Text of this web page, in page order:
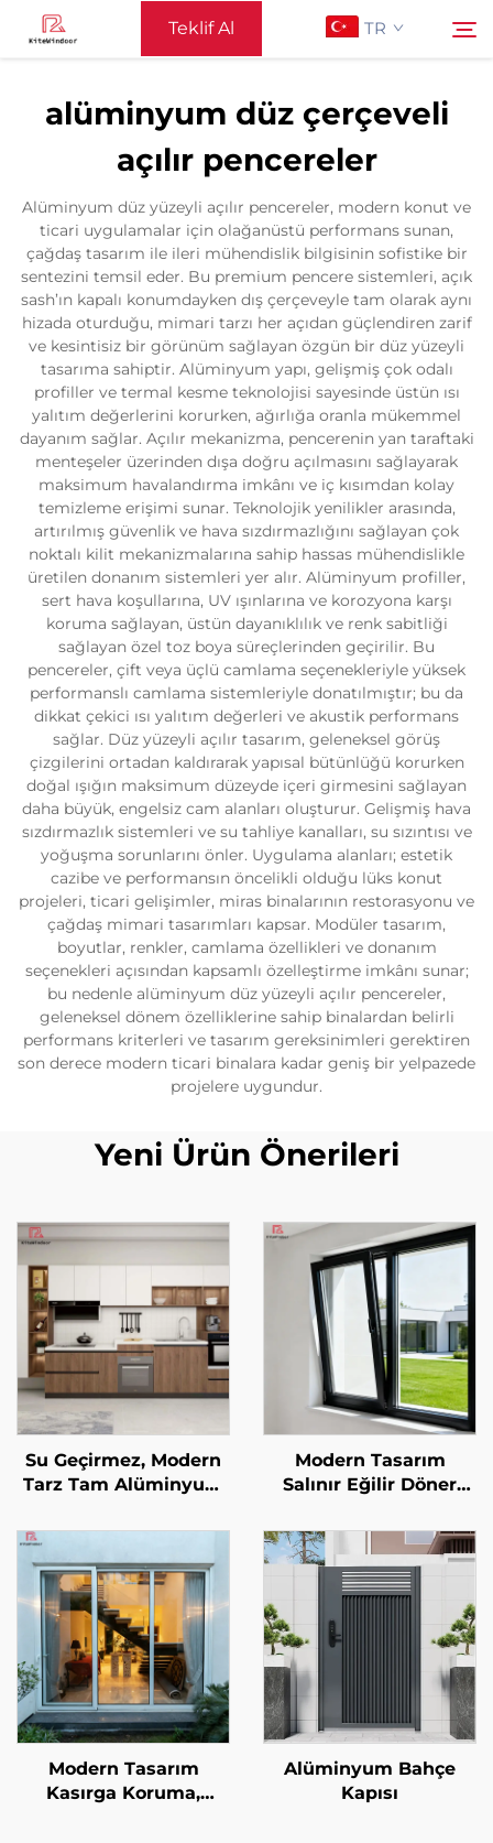
Teklif Al TR
Destek
Ürünler
Uygulama
Haberler
Bize Ulaşın
alüminyum düz çerçeveli
açılır pencereler
Alüminyum düz yüzeyli açılır pencereler, modern konut ve
ticari uygulamalar için olağanüstü performans sunan,
çağdaş tasarım ile ileri mühendislik bilgisinin sofistike bir
sentezini temsil eder. Bu premium pencere sistemleri, açık
sash’ın kapalı konumdayken dış çerçeveyle tam olarak aynı
hizada oturduğu, mimari tarzı her açıdan güçlendiren zarif
ve kesintisiz bir görünüm sağlayan özgün bir düz yüzeyli
tasarıma sahiptir. Alüminyum yapı, gelişmiş çok odalı
profiller ve termal kesme teknolojisi sayesinde üstün ısı
yalıtım değerlerini korurken, ağırlığa oranla mükemmel
dayanım sağlar. Açılır mekanizma, pencerenin yan taraftaki
menteşeler üzerinden dışa doğru açılmasını sağlayarak
maksimum havalandırma imkânı ve iç kısımdan kolay
temizleme erişimi sunar. Teknolojik yenilikler arasında,
artırılmış güvenlik ve hava sızdırmazlığını sağlayan çok
noktalı kilit mekanizmalarına sahip hassas mühendislikle
üretilen donanım sistemleri yer alır. Alüminyum profiller,
sert hava koşullarına, UV ışınlarına ve korozyona karşı
koruma sağlayan, üstün dayanıklılık ve renk sabitliği
sağlayan özel toz boya süreçlerinden geçirilir. Bu
pencereler, çift veya üçlü camlama seçenekleriyle yüksek
performanslı camlama sistemleriyle donatılmıştır; bu da
dikkat çekici ısı yalıtım değerleri ve akustik performans
sağlar. Düz yüzeyli açılır tasarım, geleneksel görüş
çizgilerini ortadan kaldırarak yapısal bütünlüğü korurken
doğal ışığın maksimum düzeyde içeri girmesini sağlayan
daha büyük, engelsiz cam alanları oluşturur. Gelişmiş hava
sızdırmazlık sistemleri ve su tahliye kanalları, su sızıntısı ve
yoğuşma sorunlarını önler. Uygulama alanları; estetik
cazibe ve performansın öncelikli olduğu lüks konut
projeleri, ticari gelişimler, miras binalarının restorasyonu ve
çağdaş mimari tasarımları kapsar. Modüler tasarım,
boyutlar, renkler, camlama özellikleri ve donanım
seçenekleri açısından kapsamlı özelleştirme imkânı sunar;
bu nedenle alüminyum düz yüzeyli açılır pencereler,
geleneksel dönem özelliklerine sahip binalardan belirli
performans kriterleri ve tasarım gereksinimleri gerektiren
son derece modern ticari binalara kadar geniş bir yelpazede
projelere uygundur.
Yeni Ürün Önerileri
Su Geçirmez, Modern
Tarz Tam Alüminyum
Gardırop Seti için Özel
Üstlü Musluk Arkası
Modern Tasarım
Salınır Eğilir Döner
Saplama Pencereleri,
Ekstra İnce Çerçeveli,
Ses Yalıtımlı Ekran, Isı
Yalıtımı
Modern Tasarım
Kasırga Koruma,
Alüminyum Bahçe
Kapısı